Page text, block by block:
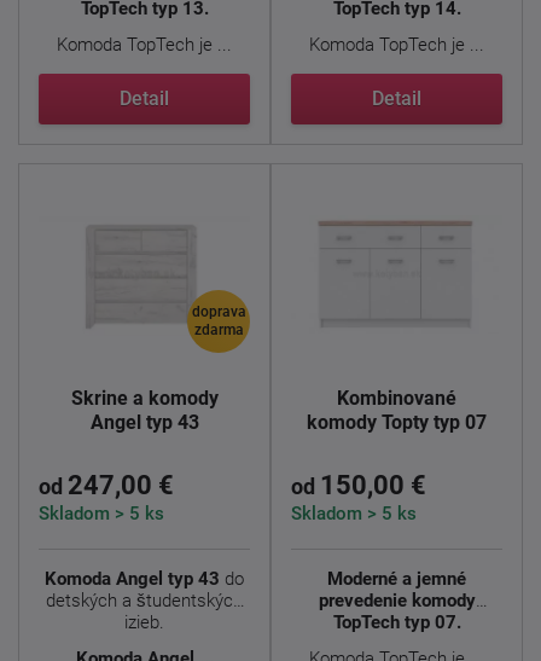
TopTech typ 13.
Komoda TopTech je ...
Detail
TopTech typ 14.
Komoda TopTech je ...
Detail
doprava
zdarma
Skrine a komody
Angel typ 43
od 247,00 €
Skladom > 5 ks
Komoda Angel typ 43 do
detských a študentských
izieb.
Kombinované
komody Topty typ 07
od 150,00 €
Skladom > 5 ks
Moderné a jemné
prevedenie komody
TopTech typ 07.